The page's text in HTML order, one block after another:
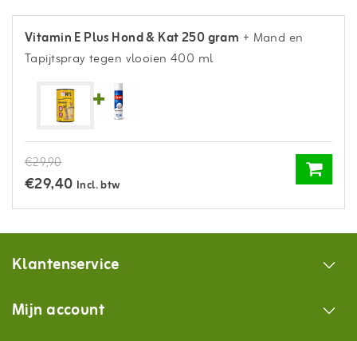
Vitamin E Plus Hond & Kat 250 gram + Mand en
Tapijtspray tegen vlooien 400 ml
€29,90
€29,40 Incl. btw
Klantenservice
Mijn account